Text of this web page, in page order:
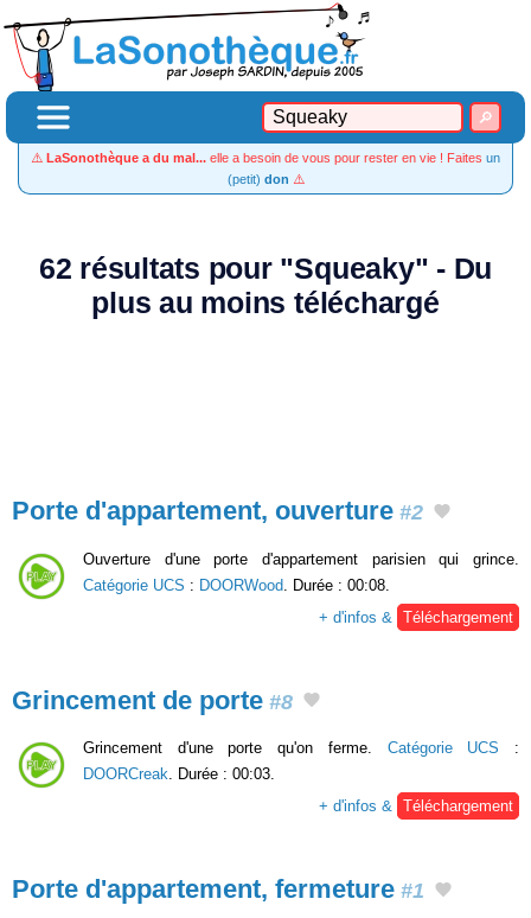
⚠️ LaSonothèque a du mal... elle a besoin de vous pour rester en vie ! Faites un
(petit) don ⚠️
62 résultats pour "Squeaky" - Du
plus au moins téléchargé
Porte d'appartement, ouverture #2
Ouverture d'une porte d'appartement parisien qui grince.
Catégorie UCS : DOORWood . Durée : 00:08.
+ d'infos &
Téléchargement
Grincement de porte #8
Grincement d'une porte qu'on ferme. Catégorie UCS :
DOORCreak. Durée : 00:03.
+ d'infos & Téléchargement
Porte d'appartement, fermeture #1